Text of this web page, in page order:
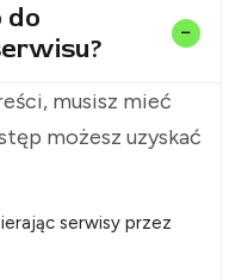
do
musisz mieć
możesz uzyskać
serwisy przez